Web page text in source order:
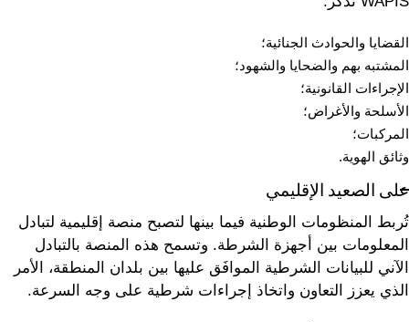
القضايا والحوادث الجنائية؛
المشتبه بهم والضحايا والشهود؛
الإجراءات القانونية؛
الأسلحة والأغراض؛
المركبات؛
وثائق الهوية.
على الصعيد الإقليمي
تُربط المنظومات الوطنية فيما بينها لتصبح منصة إقليمية لتبادل
المعلومات بين أجهزة الشرطة. وتسمح هذه المنصة بالتبادل
الآني للبيانات الشرطية الموافَق عليها بين بلدان المنطقة، الأمر
الذي يعزز التعاون واتخاذ إجراءات شرطية على وجه السرعة.